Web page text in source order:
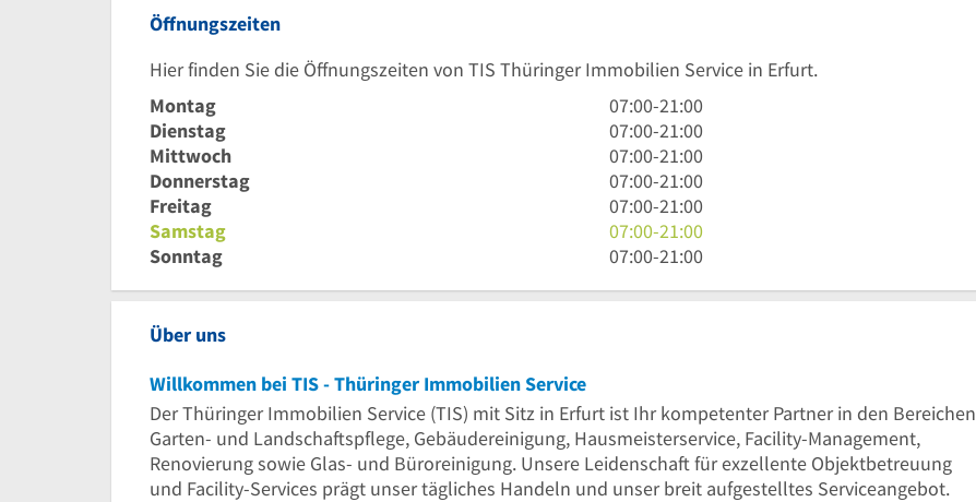
Öffnungszeiten
Hier finden Sie die Öffnungszeiten von TIS Thüringer Immobilien Service in Erfurt.
Montag
7
Uhr
bis
21
Uhr
07:00-21:00
Dienstag
7
Uhr
bis
21
Uhr
07:00-21:00
Mittwoch
7
Uhr
bis
21
Uhr
07:00-21:00
Donnerstag
7
Uhr
bis
21
07:00-21:00
Freitag
7
Uhr
bis
07:00-21:00
Samstag
7
Uhr
07:00-21:00
Sonntag
7
07:00-21:00
Über uns
Willkommen bei TIS - Thüringer Immobilien Service
Der Thüringer Immobilien Service (TIS) mit Sitz in Erfurt ist Ihr kompetenter Partner in den Bereichen
Garten- und Landschaftspflege, Gebäudereinigung, Hausmeisterservice, Facility-Management,
Renovierung sowie Glas- und Büroreinigung. Unsere Leidenschaft für exzellente Objektbetreuung
und Facility-Services prägt unser tägliches Handeln und unser breit aufgestelltes Serviceangebot.